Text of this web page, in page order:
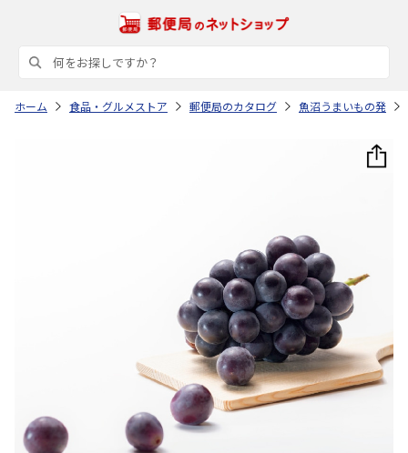
ホーム 食品・グルメストア 郵便局のカタログ 魚沼うまいもの発